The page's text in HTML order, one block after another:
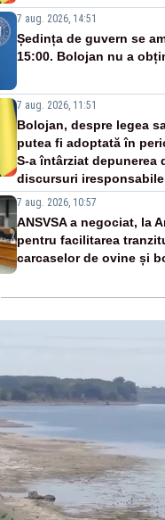
7 aug. 2026, 14:51
Ședința de guvern se
15:00. Bolojan nu a
7 aug. 2026, 11:51
Bolojan, despre legea
putea fi adoptată în
S-a întârziat depunerea
discursuri
7 aug. 2026, 10:57
ANSVSA a negociat, la
pentru facilitarea
carcaselor de ovine și